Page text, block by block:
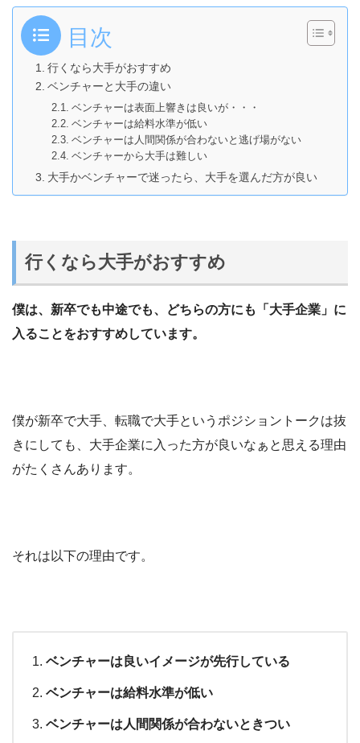
目次
行くなら大手がおすすめ
ベンチャーと大手の違い
ベンチャーは表面上響きは良いが・・・
ベンチャーは給料水準が低い
ベンチャーは人間関係が合わないと逃げ場がない
ベンチャーから大手は難しい
大手かベンチャーで迷ったら、大手を選んだ方が良い
行くなら大手がおすすめ
僕は、新卒でも中途でも、どちらの方にも「大手企業」に
入ることをおすすめしています。
僕が新卒で大手、転職で大手というポジショントークは抜
きにしても、大手企業に入った方が良いなぁと思える理由
がたくさんあります。
それは以下の理由です。
ベンチャーは良いイメージが先行している
ベンチャーは給料水準が低い
ベンチャーは人間関係が合わないときつい